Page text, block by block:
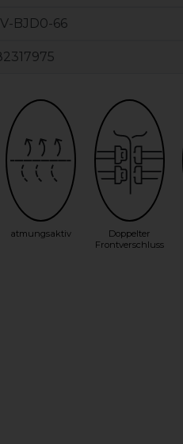
BJD0-66
atmungsaktiv
Doppelter
Frontverschluss